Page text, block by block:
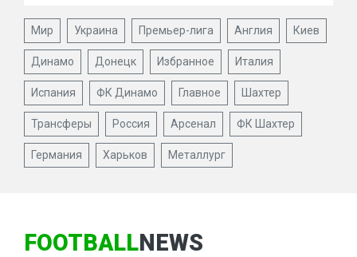
Мир Украина Премьер-лига Англия Киев
Динамо Донецк Избранное Италия
Испания ФК Динамо Главное Шахтер
Трансферы Россия Арсенал ФК Шахтер
Германия Харьков Металлург
FOOTBALLNEWS